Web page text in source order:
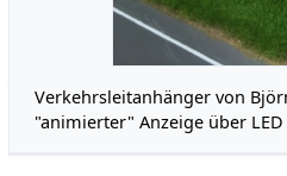
Verkehrsleitanhänger von
"animierter" Anzeige über